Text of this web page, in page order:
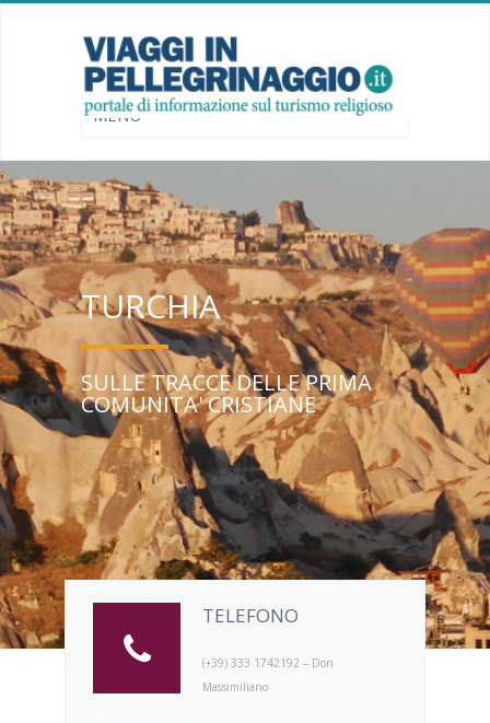
TURCHIA
SULLE TRACCE DELLE PRIMA
COMUNITA' CRISTIANE
TELEFONO
(+39) 333 1742192 – Don
Massimiliano